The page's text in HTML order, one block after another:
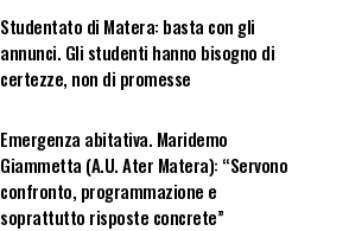
Studentato di Matera: basta con gli
annunci. Gli studenti hanno bisogno di
certezze, non di promesse
Emergenza abitativa. Maridemo
Giammetta (A.U. Ater Matera): “Servono
confronto, programmazione e
soprattutto risposte concrete”